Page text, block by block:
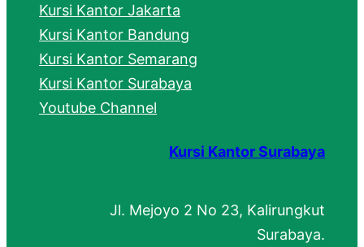
Kursi Kantor Jakarta
Kursi Kantor Bandung
Kursi Kantor Semarang
Kursi Kantor Surabaya
Youtube Channel
Kursi Kantor Surabaya
Jl. Mejoyo 2 No 23, Kalirungkut
Surabaya.